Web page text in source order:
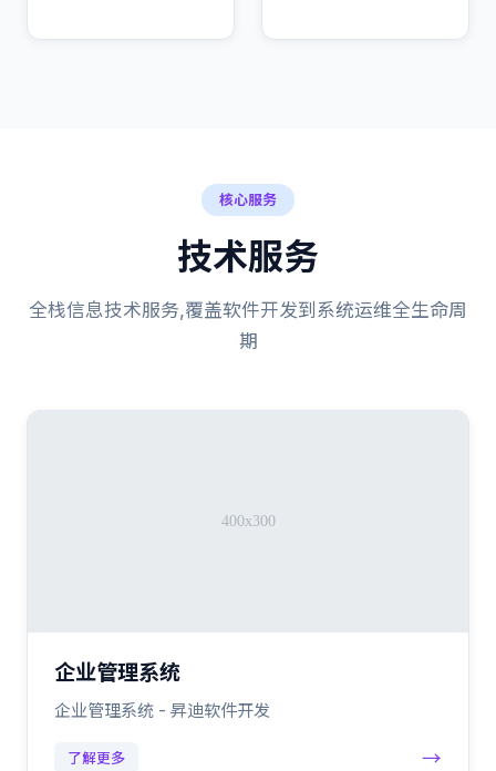
核心服务
技术服务
全栈信息技术服务,覆盖软件开发到系统运维全生命周
期
企业管理系统
企业管理系统 - 昇迪软件开发
了解更多 →